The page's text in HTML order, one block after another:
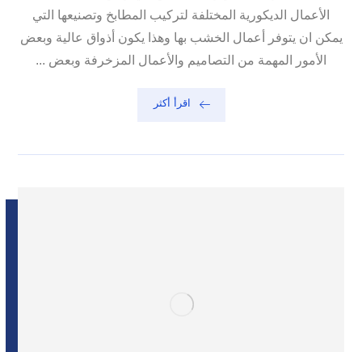
الأعمال الديكورية المختلفة لتركيب المطابخ وتصنيعها التي
يمكن ان يتوفر أعمال الخشب بها وهذا يكون أذواق عالية وبعض
الأمور المهمة من التصاميم والأعمال المزخرفة وبعض ...
اقرأ أكثر